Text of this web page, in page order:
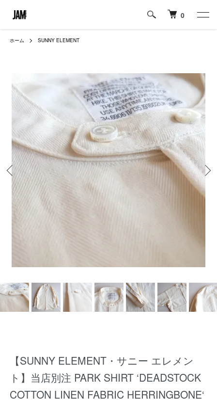
0
ホーム SUNNY ELEMENT
【SUNNY ELEMENT・サニー エレメン
ト】当店別注 PARK SHIRT ‘DEADSTOCK
COTTON LINEN FABRIC HERRINGBONE‘